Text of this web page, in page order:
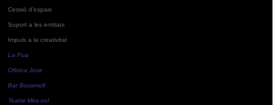
Cessió d'espais
Suport a les entitats
Impuls a la creativitat
La Pua
Oficina Jove
Bar Bocamoll
Teatre Mira-sol